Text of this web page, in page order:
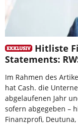
Hitliste
Statements:
Im Rahmen des
hat Cash. die
abgelaufenen Jahr
sofern abgegeben –
Finanzprofi,